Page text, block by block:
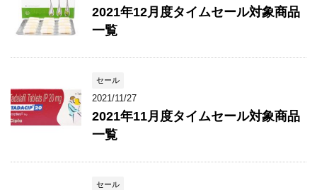
2021年12月度タイムセール対象商品
一覧
セール
2021/11/27
2021年11月度タイムセール対象商品
一覧
セール